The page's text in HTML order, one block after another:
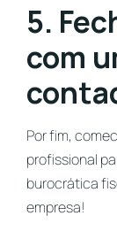
5.
com
Por fim,
profissional
burocrática
empresa!